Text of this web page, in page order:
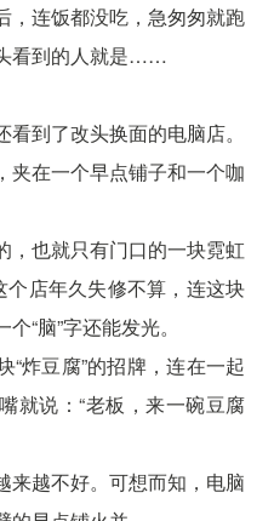
，连饭都没吃，急匆匆就跑
看到的人就是……
到了改头换面的电脑店。
夹在一个早点铺子和一个咖
，也就只有门口的一块霓虹
个店年久失修不算，连这块
“脑”字还能发光。
“炸豆腐”的招牌，连在一起
就说：“老板，来一碗豆腐
来越不好。可想而知，电脑